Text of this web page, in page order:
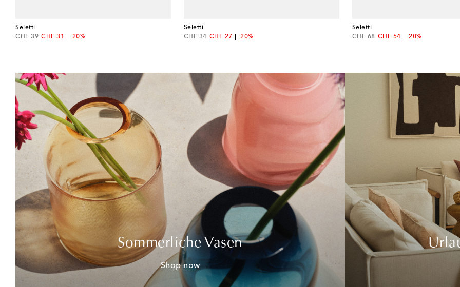
Seletti
CHF 39
original price
CHF 31
discount price
-20%
Seletti
CHF 34
original price
CHF 27
discount price
-20%
Seletti
CHF 68
original price
CHF 54
discount price
-20%
Sommerliche Vasen
Shop now